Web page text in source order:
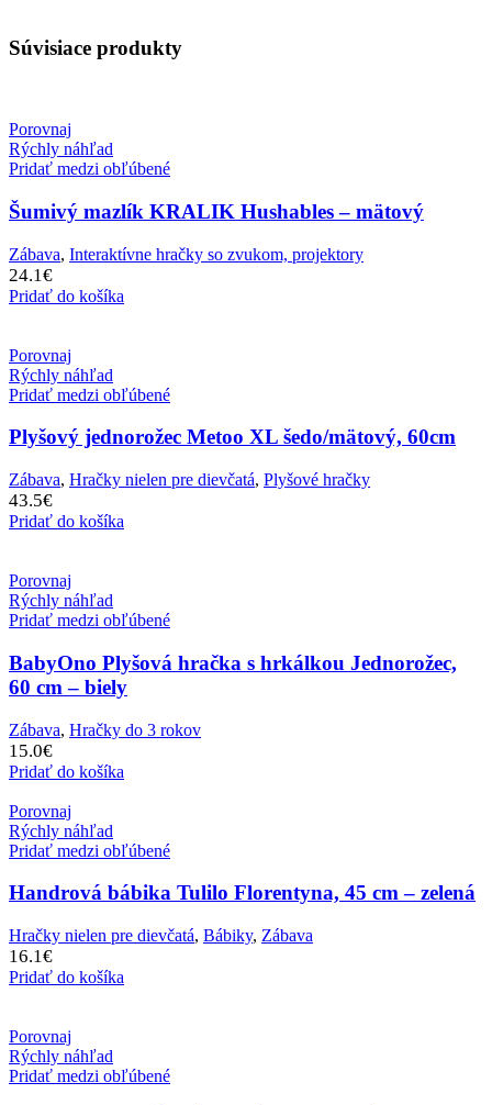
Súvisiace produkty
Porovnaj
Rýchly náhľad
Pridať medzi obľúbené
Šumivý mazlík KRALIK Hushables – mätový
Zábava, Interaktívne hračky so zvukom, projektory
24.1€
Pridať do košíka
Porovnaj
Rýchly náhľad
Pridať medzi obľúbené
Plyšový jednorožec Metoo XL šedo/mätový, 60cm
Zábava, Hračky nielen pre dievčatá, Plyšové hračky
43.5€
Pridať do košíka
Porovnaj
Rýchly náhľad
Pridať medzi obľúbené
BabyOno Plyšová hračka s hrkálkou Jednorožec,
60 cm – biely
Zábava, Hračky do 3 rokov
15.0€
Pridať do košíka
Porovnaj
Rýchly náhľad
Pridať medzi obľúbené
Handrová bábika Tulilo Florentyna, 45 cm – zelená
Hračky nielen pre dievčatá, Bábiky, Zábava
16.1€
Pridať do košíka
Porovnaj
Rýchly náhľad
Pridať medzi obľúbené